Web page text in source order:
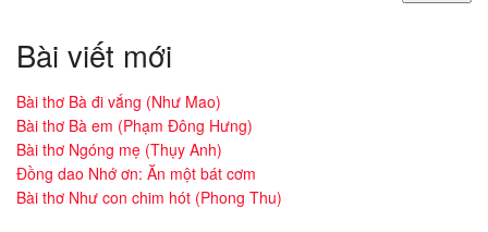
Bài viết mới
Bài thơ Bà đi vắng (Như Mao)
Bài thơ Bà em (Phạm Đông Hưng)
Bài thơ Ngóng mẹ (Thụy Anh)
Đồng dao Nhớ ơn: Ăn một bát cơm
Bài thơ Như con chim hót (Phong Thu)